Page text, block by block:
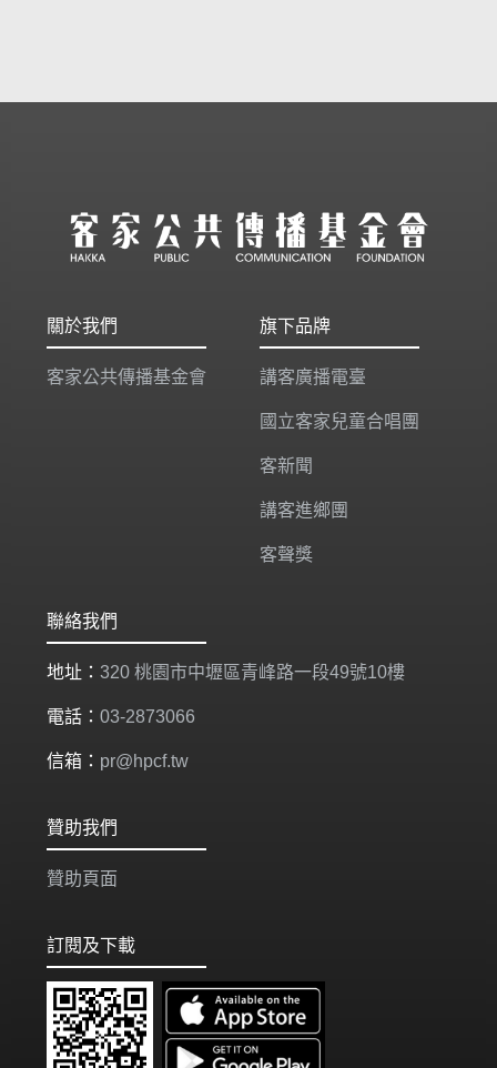
關於我們
客家公共傳播基金會
旗下品牌
講客廣播電臺
國立客家兒童合唱團
客新聞
講客進鄉團
客聲獎
聯絡我們
地址： 320 桃園市中壢區青峰路一段49號10樓
電話： 03-2873066
信箱： pr@hpcf.tw
贊助我們
贊助頁面
訂閱及下載